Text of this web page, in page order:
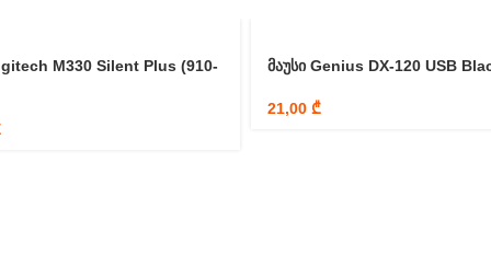
M330 Silent Plus (910- მაუსი Genius DX-120 USB
21,00 ₾